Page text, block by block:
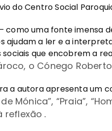
do Centro Social
uma fonte imensa
ajudam a ler e a
que encobrem a
o Cónego
a autora apresenta um
Mónica”, “Praia”, “
reflexão .